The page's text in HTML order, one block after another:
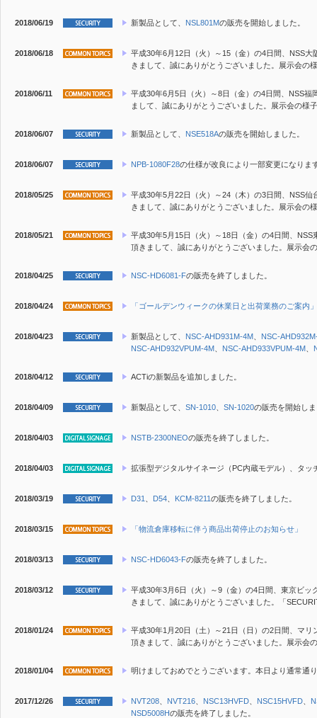
2018/06/19 新製品として、 NSL801Mの販売を開始しました。
2018/06/18
平成30年6月12日（火）～15（金）の4日間、NSS
きまして、誠にありがとうございました。展示会の
2018/06/11
平成30年6月5日（火）～8日（金）の4日間、NSS
まして、誠にありがとうございました。展示会の様
2018/06/07 新製品として、 NSE518Aの販売を開始しました。
2018/06/07 NPB-1080F28の仕様が改良により一部変更になりま
2018/05/25
平成30年5月22日（火）～24（木）の3日間、NSS
きまして、誠にありがとうございました。展示会の
2018/05/21
平成30年5月15日（火）～18日（金）の4日間、
頂きまして、誠にありがとうございました。展示会
2018/04/25 NSC-HD6081-Fの販売を終了しました。
2018/04/24 「ゴールデンウィークの休業日と出荷業務のご案内」
2018/04/23 新製品として、 NSC-AHD931M-4M
NSC-
NSC-AHD932VPUM-4M
NSC-AHD933VPUM-4M
2018/04/12 ACTiの新製品を追加しました。
2018/04/09 新製品として、 SN-1010 SN-1020の販売を開始し
2018/04/03 NSTB-2300NEOの販売を終了しました。
2018/04/03 拡張型デジタルサイネージ（PC内蔵モデル）、タ
2018/03/19 D31 D54 KCM-8211の販売を終了しました。
2018/03/15 「物流倉庫移転に伴う商品出荷停止のお知らせ」
2018/03/13 NSC-HD6043-Fの販売を終了しました。
2018/03/12
平成30年3月6日（火）～9（金）の4日間、東京ビ
きまして、誠にありがとうございました。「
2018/01/24
平成30年1月20日（土）～21日（日）の2日間、マ
頂きまして、誠にありがとうございました。展示会
2018/01/04 明けましておめでとうございます。本日より通常通
2017/12/26 NVT208 NVT216 NSC13HVFD NSC15HVFD
NSD5008Hの販売を終了しました。